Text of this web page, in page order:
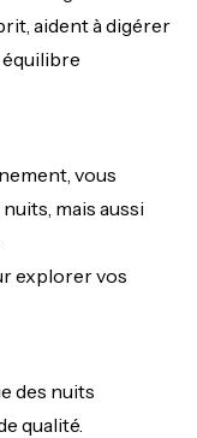
aident à digérer
vous
mais aussi
explorer vos
des nuits
qualité.